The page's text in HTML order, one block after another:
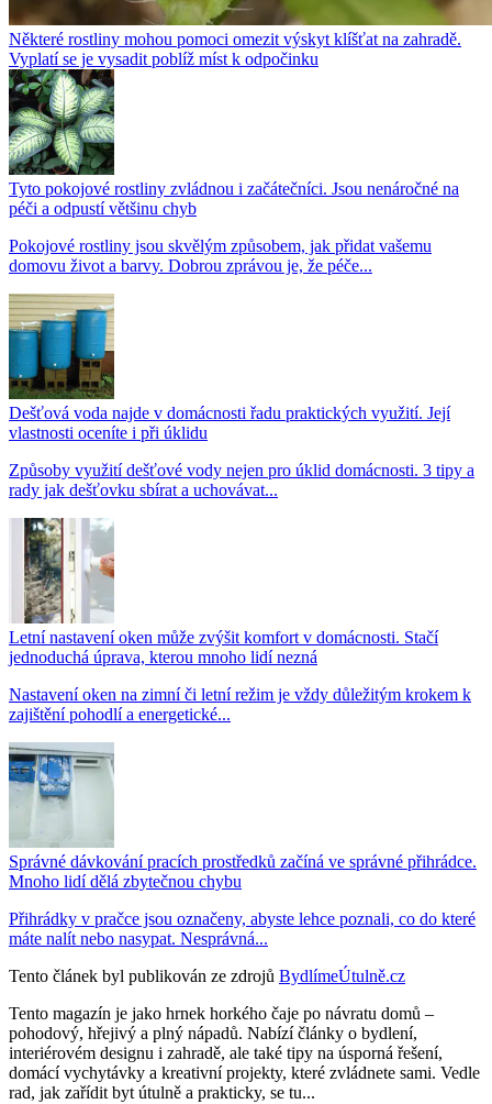
Některé rostliny mohou pomoci omezit výskyt klíšťat na zahradě.
Vyplatí se je vysadit poblíž míst k odpočinku
Tyto pokojové rostliny zvládnou i začátečníci. Jsou nenáročné na
péči a odpustí většinu chyb
Pokojové rostliny jsou skvělým způsobem, jak přidat vašemu
domovu život a barvy. Dobrou zprávou je, že péče...
Dešťová voda najde v domácnosti řadu praktických využití. Její
vlastnosti oceníte i při úklidu
Způsoby využití dešťové vody nejen pro úklid domácnosti. 3 tipy a
rady jak dešťovku sbírat a uchovávat...
Letní nastavení oken může zvýšit komfort v domácnosti. Stačí
jednoduchá úprava, kterou mnoho lidí nezná
Nastavení oken na zimní či letní režim je vždy důležitým krokem k
zajištění pohodlí a energetické...
Správné dávkování pracích prostředků začíná ve správné přihrádce.
Mnoho lidí dělá zbytečnou chybu
Přihrádky v pračce jsou označeny, abyste lehce poznali, co do které
máte nalít nebo nasypat. Nesprávná...
Tento článek byl publikován ze zdrojů BydlímeÚtulně.cz
Tento magazín je jako hrnek horkého čaje po návratu domů –
pohodový, hřejivý a plný nápadů. Nabízí články o bydlení,
interiérovém designu i zahradě, ale také tipy na úsporná řešení,
domácí vychytávky a kreativní projekty, které zvládnete sami. Vedle
rad, jak zařídit byt útulně a prakticky, se tu...